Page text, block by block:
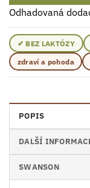
Odhadovaná
✔ BEZ LAKTÓZY
zdraví a pohoda
POPIS
DALŠÍ
SWANSON